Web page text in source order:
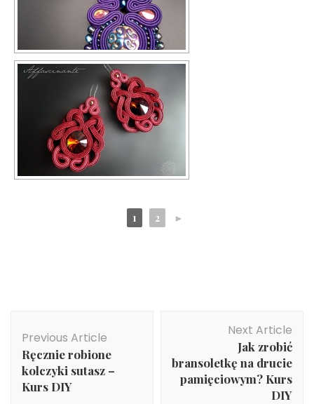
1 2 ►
Navigation
Previous Article
Ręcznie robione
kolczyki sutasz –
Kurs DIY
Next Article
Jak zrobić
bransoletkę na drucie
pamięciowym? Kurs
DIY